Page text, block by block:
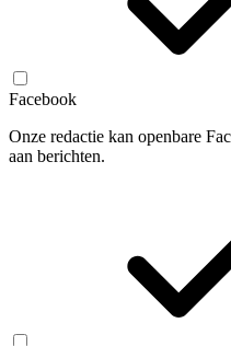
Facebook
Onze redactie kan openbare
aan berichten.